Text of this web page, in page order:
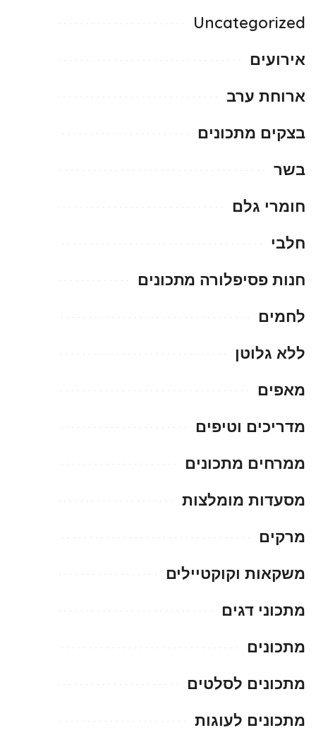
Uncategorized
אירועים
ארוחת ערב
בצקים מתכונים
בשר
חומרי גלם
חלבי
חנות פסיפלורה מתכונים
לחמים
ללא גלוטן
מאפים
מדריכים וטיפים
ממרחים מתכונים
מסעדות מומלצות
מרקים
משקאות וקוקטיילים
מתכוני דגים
מתכונים
מתכונים לסלטים
מתכונים לעוגות